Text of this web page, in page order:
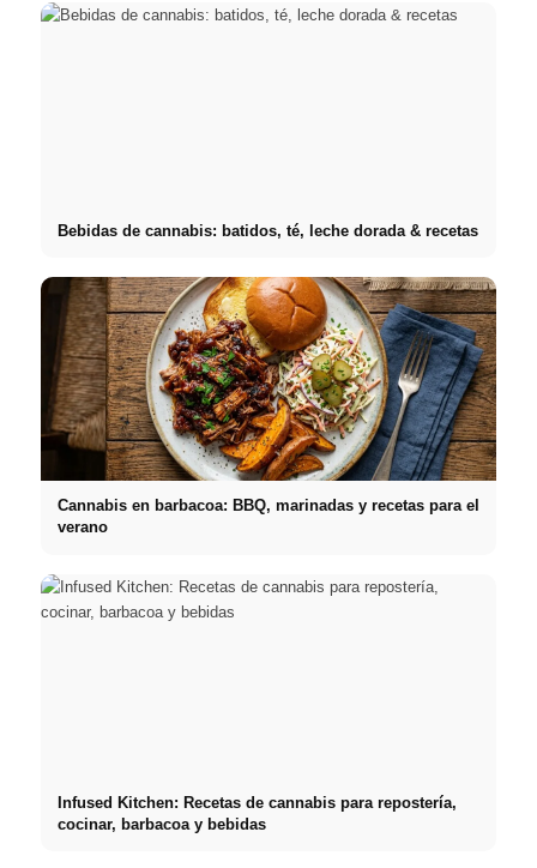
Bebidas de cannabis: batidos, té, leche dorada & recetas
Cannabis en barbacoa: BBQ, marinadas y recetas para el
verano
Infused Kitchen: Recetas de cannabis para repostería,
cocinar, barbacoa y bebidas